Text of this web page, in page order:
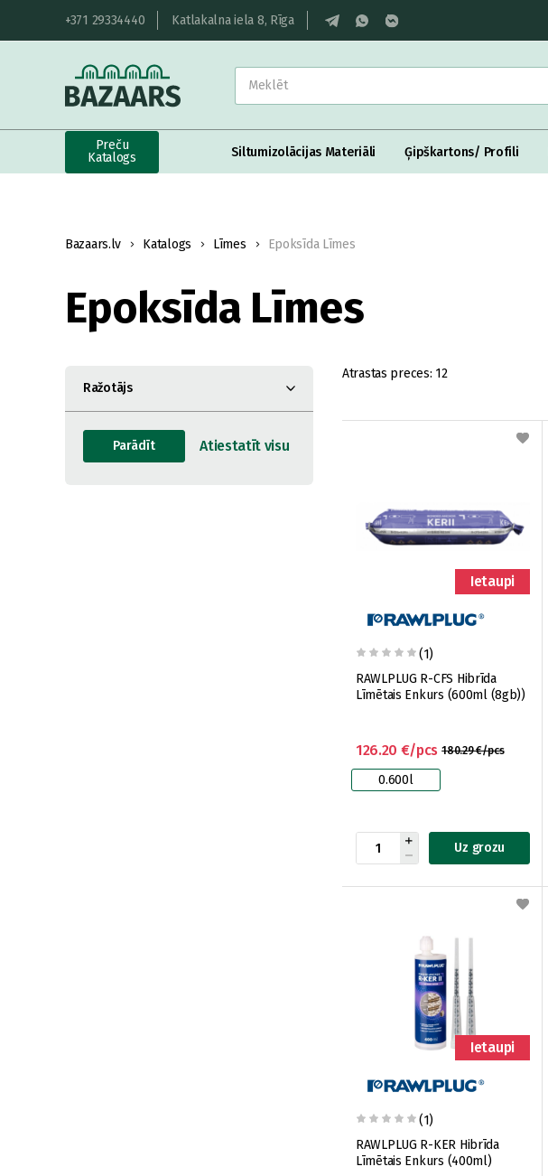
+371 29334440 Katlakalna iela 8, Rīga
Preču
Katalogs
Siltumizolācijas Materiāli Ģipškartons/ Profili
Bazaars.lv Katalogs Līmes Epoksīda Līmes
Epoksīda Līmes
Ražotājs
Atrastas preces: 12
Ietaupi
(1)
RAWLPLUG R-CFS Hibrīda
Līmētais Enkurs (600ml (8gb))
180.29 €/pcs
126.20 €/pcs
0.600l
Uz grozu
Ietaupi
(1)
RAWLPLUG R-KER Hibrīda
Līmētais Enkurs (400ml)